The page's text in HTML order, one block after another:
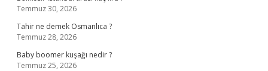
Temmuz 30, 2026
Tahir ne demek Osmanlıca ?
Temmuz 28, 2026
Baby boomer kuşağı nedir ?
Temmuz 25, 2026